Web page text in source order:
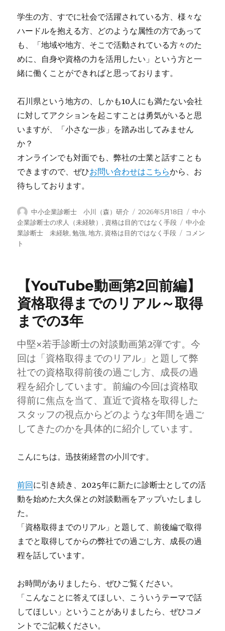
学生の方、すでに社会で活躍されている方、様々な
ハードルを抱える方、どのような属性の方であって
も、「地域や地方、そこで活動されている方々のた
めに、自身や資格の力を活用したい」という方と一
緒に働くことができればと思っております。
石川県という地方の、しかも10人にも満たない会社
に対してアクションを起こすことは勇気がいると思
いますが、「小さな一歩」を踏み出してみません
か？
オンラインでも対面でも、弊社の士業と話すことも
できますので、ぜひお問い合わせはこちらから、お
待ちしております。
投
稿
者
中小企業診断士 小川（森）研介
投
稿
日:
2026年5月18日
カ
テ
ゴ
中小
企業診断士の求人（未経験） , 資格は目的ではなく手段
タ
グ
中小企
業診断士 未経験,勉強,地方, 資格は目的ではなく手段
【YouTube
回】
業
人
前
な
る
ま
成
セ
ス
コメン
ト
【YouTube動画第2回前編】
資格取得までのリアル～取得
までの3年
中堅×若手診断士の対談動画第2弾です。今
回は「資格取得までのリアル」と題して弊
社での資格取得前後の過ごし方、成長の過
程を紹介しています。前編の今回は資格取
得前に焦点を当て、直近で資格を取得した
スタッフの視点からどのような3年間を過ご
してきたのかを具体的に紹介しています。
こんにちは。迅技術経営の小川です。
前回に引き続き、2025年に新たに診断士としての活
動を始めた大久保との対談動画をアップいたしまし
た。
「資格取得までのリアル」と題して、前後編で取得
までと取得してからの弊社での過ごし方、成長の過
程を話しています。
お時間がありましたら、ぜひご覧ください。
「こんなことに答えてほしい、こういうテーマで話
してほしい」ということがありましたら、ぜひコメ
ントでご記載ください。